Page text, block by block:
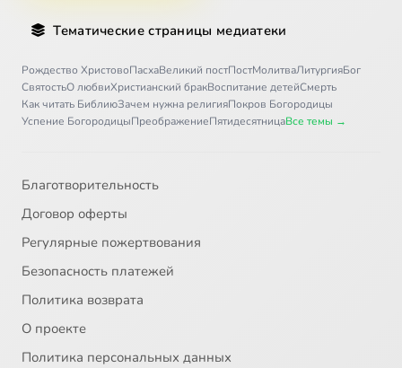
Тематические страницы медиатеки
Рождество ХристовоПасхаВеликий постПостМолитваЛитургияБог
СвятостьО любвиХристианский бракВоспитание детейСмерть
Как читать БиблиюЗачем нужна религияПокров Богородицы
Успение БогородицыПреображениеПятидесятницаВсе темы →
Благотворительность
Договор оферты
Регулярные пожертвования
Безопасность платежей
Политика возврата
О проекте
Политика персональных данных